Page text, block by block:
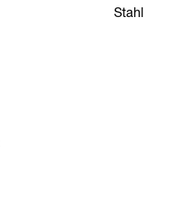
Stahl